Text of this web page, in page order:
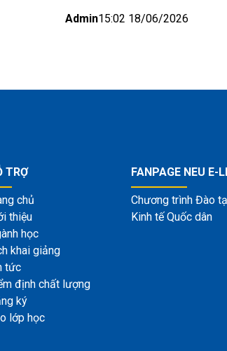
Nội)
Admin15:02 18/06/2026
TRỢ
chủ
thiệu
học
khai giảng
tức
định chất lượng
ký
lớp học
FANPAGE NEU E-
Chương trình Đào
Kinh tế Quốc dân